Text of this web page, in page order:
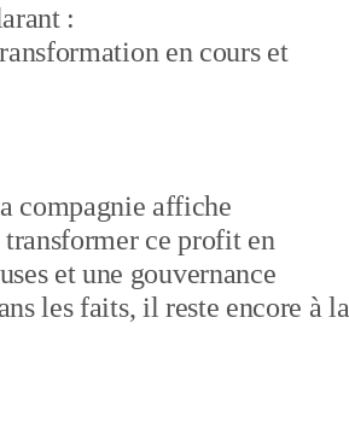
:
en cours et
compagnie affiche
ce profit en
et une gouvernance
les faits, il reste encore à la